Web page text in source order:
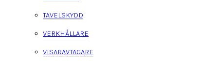
TAVELSKYDD
VERKHÅLLARE
VISARAVTAGARE